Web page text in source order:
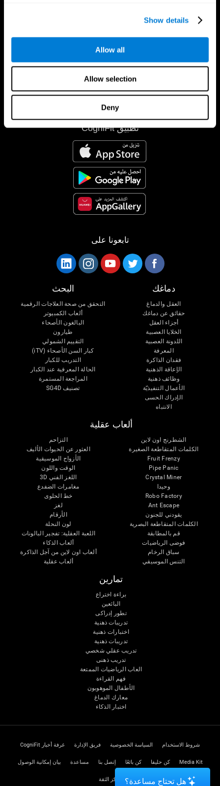
Show details
Allow all
Allow selection
Deny
تطبيق CogniFit
تابعونا على
دماغك
العقل والدماغ
حقائق عن دماغك
أجزاء العقل
الخلايا العصبية
اللدونة العصبية
المعرفة
فقدان الذاكرة
الإعاقة الذهنية
وظائف ذهنية
الأعمال التنفيذيّة
الإدراك الحسى
الانتباه
البحث
التحقق من صحة العلاجات الرقمية
ألعاب الكمبيوتر
البالغون الأصحاء
طيارون
التقييم الشمولي
كبار السن الأصحاء (iTV)
التدريب للكبار
الحالة المعرفية عند الكبار
المراجعة المستمرة
تصنيف SG4D
ألعاب عقلية
الشطرنج اون لاين
الكلمات المتقاطعة الصغيرة
Fruit Frenzy
Pipe Panic
Crystal Miner
وحيدا
Robo Factory
Ant Escape
يقودني للجنون
الكلمات المتقاطعة البصرية
قم بالمطابقة
فوضى الرياضيات
سباق الرخام
التنس الموسيقي
التزاحم
العثور عن الحيوات الأليف
الأزواج الموسيقية
الوقت واللون
اللغز الفني 3D
مغامرات الضفدع
خط الحلوى
لغز
الأرقام
لون النحلة
اللعبة العقلية: تفجير البالونات
ألعاب الذكاء
ألعاب اون لاين من آجل الذاكرة
ألعاب عقلية
تمارين
براءة اختراع
البائعين
تطور إدراكى
تدريبات ذهنية
اختبارات ذهنية
تدريبات ذهنية
تدريب عقلي شخصي
تدريب ذهنى
العاب الرياضيات الممتعة
فهم القراءة
الأطفال الموهوبون
معارك الدماغ
اختبار الذكاء
شروط الاستخدام السياسة الخصوصية فريق الإدارة غرفة أخبار CogniFit
Media Kit كن حليفا كن بائعًا إتصل بنا مساعدة بيان إمكانية الوصول
مركز الثقة هل تحتاج مساعدة؟